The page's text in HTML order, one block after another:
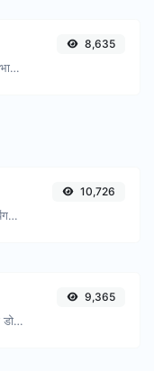
SSL प्रमाणपत्र के बारे में सभी संभावित विवरण प्राप्त करें।
8,635
किसी वेबसाइट, सर्वर या पोर्ट को पिंग करें।
10,726
एक आईपी लें और इसके साथ जुड़े डोमेन/होस्ट की तलाश करें।
9,365